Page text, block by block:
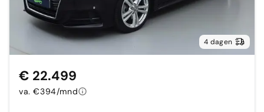
4 dagen
€ 22.499
va. €394/mnd